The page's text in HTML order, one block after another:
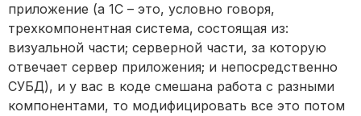
приложение (а 1С – это, условно говоря,
трехкомпонентная система, состоящая из:
визуальной части; серверной части, за которую
отвечает сервер приложения; и непосредственно
СУБД), и у вас в коде смешана работа с разными
компонентами, то модифицировать все это потом